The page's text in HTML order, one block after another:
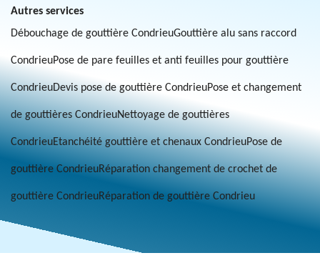
Autres services
Débouchage de gouttière CondrieuGouttière alu sans raccord
CondrieuPose de pare feuilles et anti feuilles pour gouttière
CondrieuDevis pose de gouttière CondrieuPose et changement
de gouttières CondrieuNettoyage de gouttières
CondrieuEtanchéité gouttière et chenaux CondrieuPose de
gouttière CondrieuRéparation changement de crochet de
gouttière CondrieuRéparation de gouttière Condrieu